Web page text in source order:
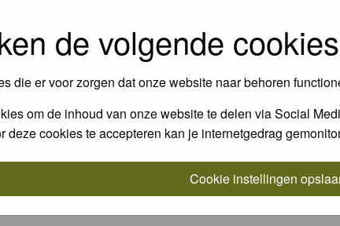
de volgende
die er voor zorgen dat onze website naar behoren
om de inhoud van onze website te delen via Social
deze cookies te accepteren kan je internetgedrag
Cookie instellingen